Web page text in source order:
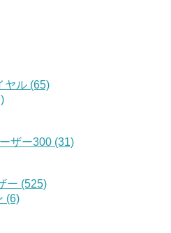
ヤル (65)
ザー300 (31)
ー (525)
(6)